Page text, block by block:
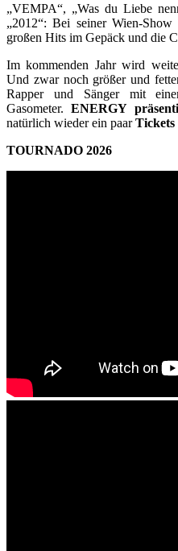
„VEMPA“, „Was du Liebe
„2012“: Bei seiner Wien-Show
großen Hits im Gepäck und die
Im kommenden Jahr wird
Und zwar noch größer und
Rapper und Sänger mit
Gasometer.ENERGY
natürlich wieder ein paarTickets
TOURNADO 2026